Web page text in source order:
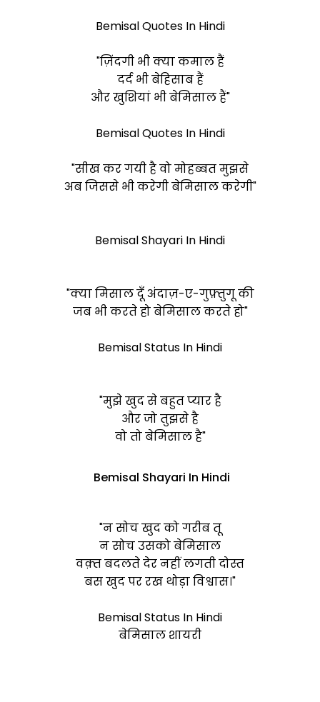
Bemisal Quotes In Hindi
"ज़िंदगी भी क्या कमाल हैं
दर्द भी बेहिसाब हैं
और खुशियां भीबेमिसालहैं"
Bemisal Quotes In Hindi
"सीख कर गयी है वो मोहब्बत मुझसे
अब जिससे भी करेगीबेमिसालकरेगी"
Bemisal Shayari In Hindi
"क्या मिसाल दूँ अंदाज़-ए-गुफ़्तुगू की
जब भी करते होबेमिसालकरते हो"
Bemisal Status In Hindi
"मुझे खुद से बहुत प्यार है
और जो तुझसे है
वो तोबेमिसालहै"
Bemisal Shayari In Hindi
"न सोच खुद को गरीब तू
न सोच उसकोबेमिसाल
वक़्त बदलते देर नहीं लगती दोस्त
बस खुद पर रख थोड़ा विश्वास।"
Bemisal Status In Hindi
बेमिसाल शायरी